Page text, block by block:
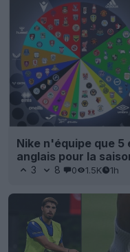
Nike n'équipe que 5
anglais pour la
3 8 0 1.5K 1h